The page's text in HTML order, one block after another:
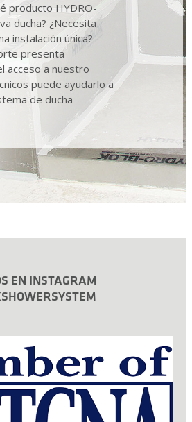
producto HYDRO-
ducha? ¿Necesita
instalación única?
presenta
acceso a nuestro
puede ayudarlo a
de ducha
EN INSTAGRAM